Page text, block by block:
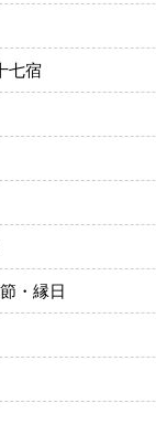
七宿
・縁日